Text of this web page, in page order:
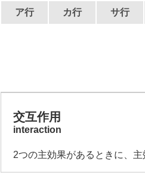
ア行 カ行 サ行
交互作用
interaction
2つの主効果があるときに、